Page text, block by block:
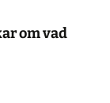
om vad